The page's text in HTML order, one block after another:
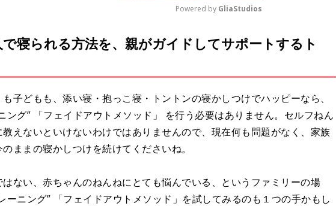
M
t
Powered by GliaStudios
寝られる方法を、親がガイドしてサポートするト
子どもも、添い寝・抱っこ寝・トントンの寝かしつけでハッピーなら、
ング” 「フェイドアウトメソッド」 を行う必要はありません。セルフねん
えないといけないわけではありませんので、現在何も問題がなく、家族
ままの寝かしつけを続けてくださいね。
ない、赤ちゃんのねんねにとても悩んでいる、というファミリーの場
ーニング” 「フェイドアウトメソッド」を試してみるのも１つの手かもし